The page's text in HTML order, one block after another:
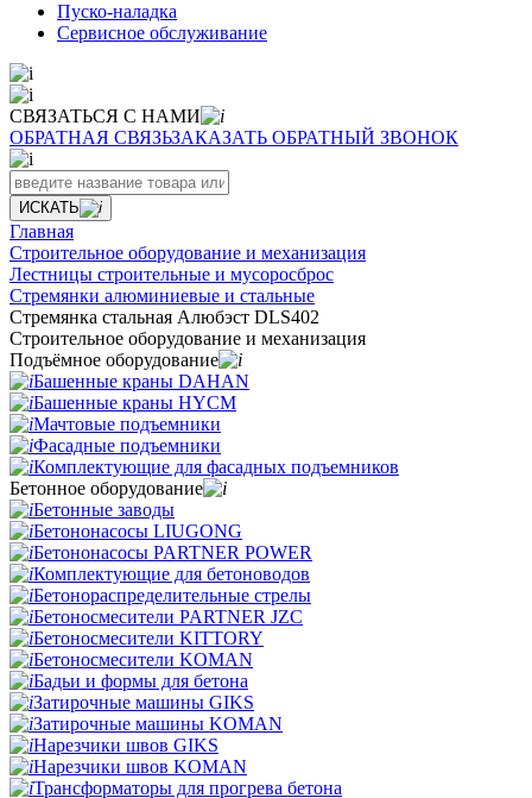
Пуско-наладка
Сервисное обслуживание
СВЯЗАТЬСЯ С НАМИ
ОБРАТНАЯ СВЯЗЬЗАКАЗАТЬ ОБРАТНЫЙ ЗВОНОК
ИСКАТЬ
Главная
Строительное оборудование и механизация
Лестницы строительные и мусоросброс
Стремянки алюминиевые и стальные
Стремянка стальная Алюбэст DLS402
Строительное оборудование и механизация
Подъёмное оборудование
Башенные краны DAHAN
Башенные краны HYCM
Мачтовые подъемники
Фасадные подъемники
Комплектующие для фасадных подъемников
Бетонное оборудование
Бетонные заводы
Бетононасосы LIUGONG
Бетононасосы PARTNER POWER
Комплектующие для бетоноводов
Бетонораспределительные стрелы
Бетоносмесители PARTNER JZC
Бетоносмесители KITTORY
Бетоносмесители KOMAN
Бадьи и формы для бетона
Затирочные машины GIKS
Затирочные машины KOMAN
Нарезчики швов GIKS
Нарезчики швов KOMAN
Трансформаторы для прогрева бетона